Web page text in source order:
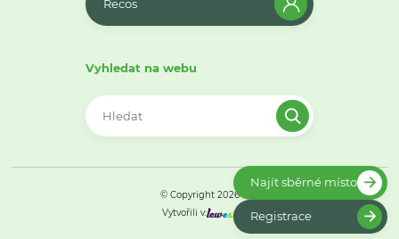
Recos
Vyhledat na webu
© Copyright 2026
Vytvořili v:
Najít sběrné místo
Registrace